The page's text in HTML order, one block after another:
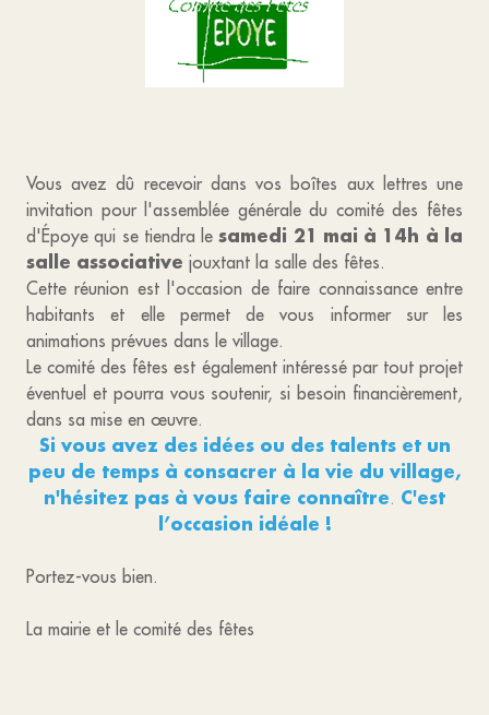
Vous avez dû recevoir dans vos boîtes aux lettres une
invitation pour l'assemblée générale du comité des fêtes
d'Époye qui se tiendra lesamedi 21 mai à 14h à la
salle associative jouxtant la salle des fêtes.
Cette réunion est l'occasion de faire connaissance entre
habitants et elle permet de vous informer sur les
animations prévues dans le village.
Le comité des fêtes est également intéressé par tout projet
éventuel et pourra vous soutenir, si besoin financièrement,
dans sa mise en œuvre.
Si vous avez des idées ou des talents et un
peu de temps à consacrer à la vie du village,
n'hésitez pas à vous faire connaître. C'est
l’occasion idéale !
Portez-vous bien.
La mairie et le comité des fêtes